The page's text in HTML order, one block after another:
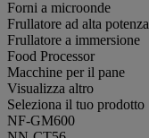
Forni a microonde
Frullatore ad alta potenza
Frullatore a immersione
Food Processor
Macchine per il pane
Visualizza altro
Seleziona il tuo prodotto
NF-GM600